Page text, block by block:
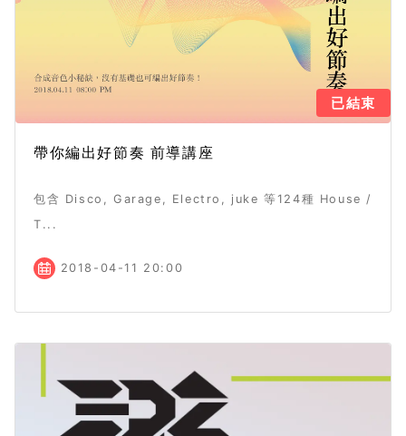
已結束
帶你編出好節奏 前導講座
包含 Disco, Garage, Electro, juke 等124種 House /
T...
2018-04-11 20:00